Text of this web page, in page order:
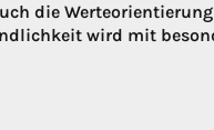
die
wird mit